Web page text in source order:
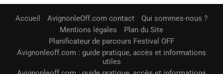
Accueil AvignonleOff.com contact
Qui sommes-nous ?
Mentions légales
Plan du Site
Planificateur de parcours Festival OFF
Avignonleoff.com : guide pratique, accès et informations
utiles